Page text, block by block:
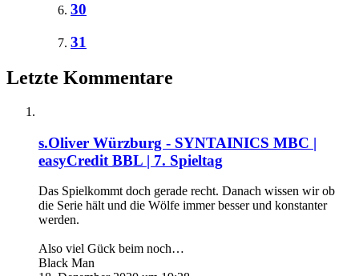
30
31
Letzte Kommentare
s.Oliver Würzburg - SYNTAINICS MBC |
easyCredit BBL | 7. Spieltag
Das Spielkommt doch gerade recht. Danach wissen wir ob
die Serie hält und die Wölfe immer besser und konstanter
werden.
Also viel Gück beim noch…
Black Man